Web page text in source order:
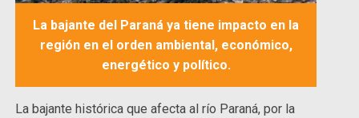
La bajante del Paraná ya tiene impacto en la
región en el orden ambiental, económico,
energético y político.
La bajante histórica que afecta al río Paraná, por la